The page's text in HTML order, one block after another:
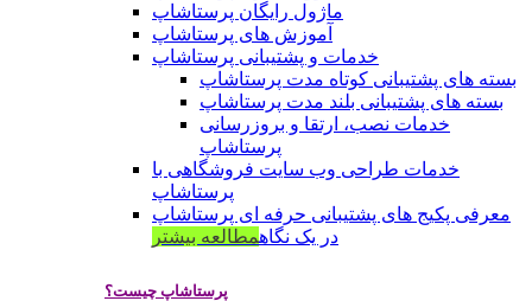
ماژول رایگان پرستاشاپ
آموزش های پرستاشاپ
خدمات و پشتیبانی پرستاشاپ
بسته های پشتیبانی کوتاه مدت پرستاشاپ
بسته های پشتیبانی بلند مدت پرستاشاپ
خدمات نصب، ارتقا و بروزرسانی
پرستاشاپ
خدمات طراحی وب سایت فروشگاهی با
پرستاشاپ
معرفی پکیج های پشتیبانی حرفه ای پرستاشاپ
در یک نگاهمطالعه بیشتر
پرستاشاپ چیست؟